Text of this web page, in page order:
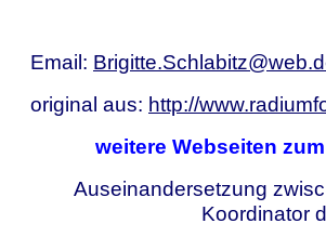
Email:
original aus: http://
weitere Webseiten
Auseinandersetzung
Koordinator